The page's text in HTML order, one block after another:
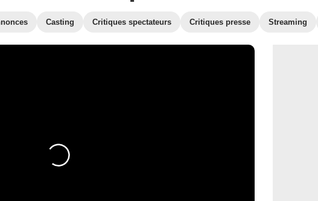
Casting Critiques spectateurs Critiques presse Streaming